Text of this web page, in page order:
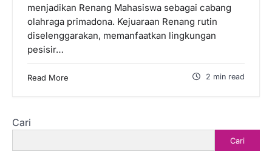
menjadikan Renang Mahasiswa sebagai cabang
olahraga primadona. Kejuaraan Renang rutin
diselenggarakan, memanfaatkan lingkungan
pesisir…
Read More 2 min read
Cari
Cari